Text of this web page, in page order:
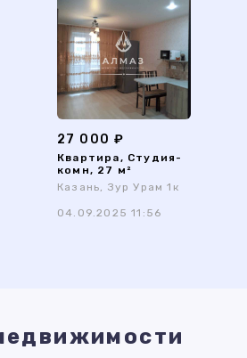
27 000 ₽
Квартира, Студия-
комн, 27 м²
Казань, Зур Урам 1к
04.09.2025 11:56